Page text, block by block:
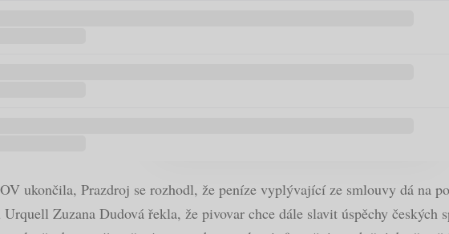
ukončila, Prazdroj se rozhodl, že peníze vyplývající ze smlouvy dá na
Zuzana Dudová řekla, že pivovar chce dále slavit úspěchy